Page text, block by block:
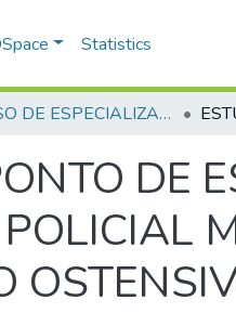
Statistics
CURSO DE ESPECIALIZAÇÃO EM GERENCIAMENTO EM SEGURANÇA PÚBLICA - CEGESP - 2013 - 2
DE